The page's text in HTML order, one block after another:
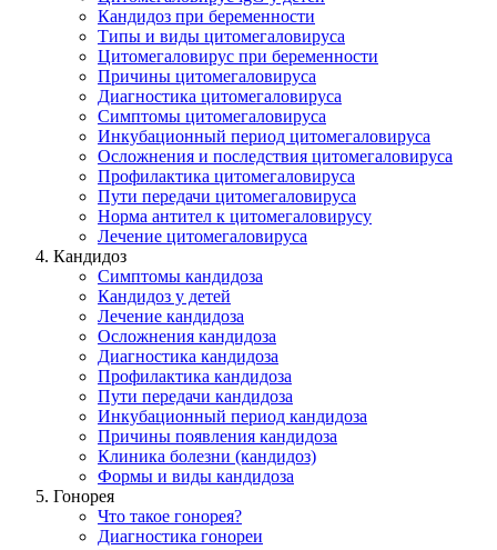
Кандидоз при беременности
Типы и виды цитомегаловируса
Цитомегаловирус при беременности
Причины цитомегаловируса
Диагностика цитомегаловируса
Симптомы цитомегаловируса
Инкубационный период цитомегаловируса
Осложнения и последствия цитомегаловируса
Профилактика цитомегаловирусa
Пути передачи цитомегаловируса
Норма антител к цитомегаловирусу
Лечение цитомегаловируса
Кандидоз
Симптомы кандидоза
Кандидоз у детей
Лечение кандидоза
Осложнения кандидоза
Диагностика кандидоза
Профилактика кандидоза
Пути передачи кандидоза
Инкубационный период кандидоза
Причины появления кандидоза
Клиника болезни (кандидоз)
Формы и виды кандидоза
Гонорея
Что такое гонорея?
Диагностика гонореи